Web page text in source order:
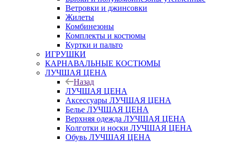
Ветровки и джинсовки
Жилеты
Комбинезоны
Комплекты и костюмы
Куртки и пальто
ИГРУШКИ
КАРНАВАЛЬНЫЕ КОСТЮМЫ
ЛУЧШАЯ ЦЕНА
Назад
ЛУЧШАЯ ЦЕНА
Аксессуары ЛУЧШАЯ ЦЕНА
Белье ЛУЧШАЯ ЦЕНА
Верхняя одежда ЛУЧШАЯ ЦЕНА
Колготки и носки ЛУЧШАЯ ЦЕНА
Обувь ЛУЧШАЯ ЦЕНА